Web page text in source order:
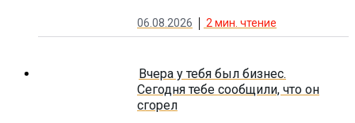
06.08.2026 2 мин. чтение
Вчера у тебя был бизнес.
Сегодня тебе сообщили, что он
сгорел